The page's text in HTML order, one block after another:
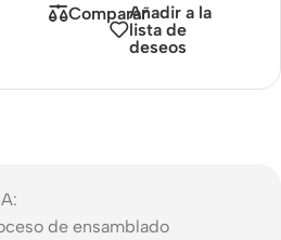
CompararAñadir a la
lista de
deseos
de ensamblado